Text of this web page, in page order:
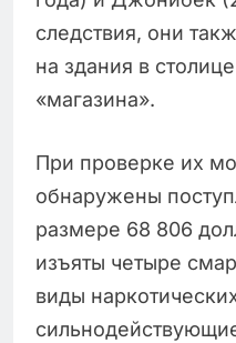
следствия, они
на здания в
«магазина».
При проверке их
обнаружены
размере 68 806
изъяты четыре
виды